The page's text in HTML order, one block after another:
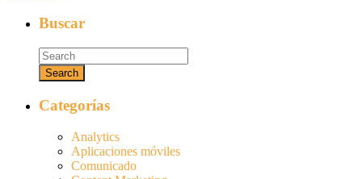
Buscar
Categorías
Analytics
Aplicaciones móviles
Comunicado